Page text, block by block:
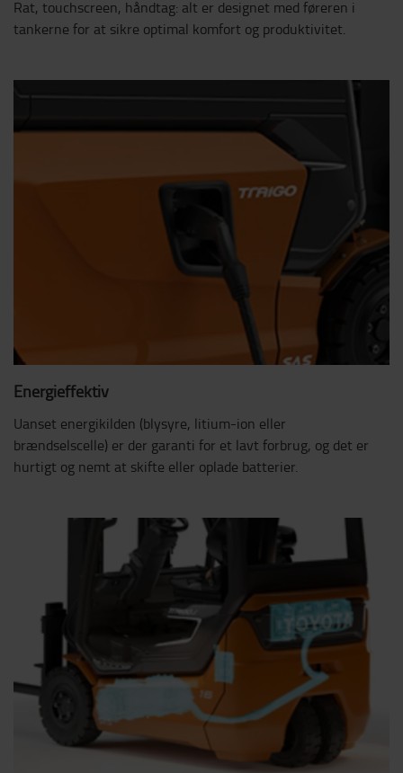
Rat, touchscreen, håndtag: alt er designet med føreren i
tankerne for at sikre optimal komfort og produktivitet.
Energieffektiv
Uanset energikilden (blysyre, litium-ion eller
brændselscelle) er der garanti for et lavt forbrug, og det er
hurtigt og nemt at skifte eller oplade batterier.